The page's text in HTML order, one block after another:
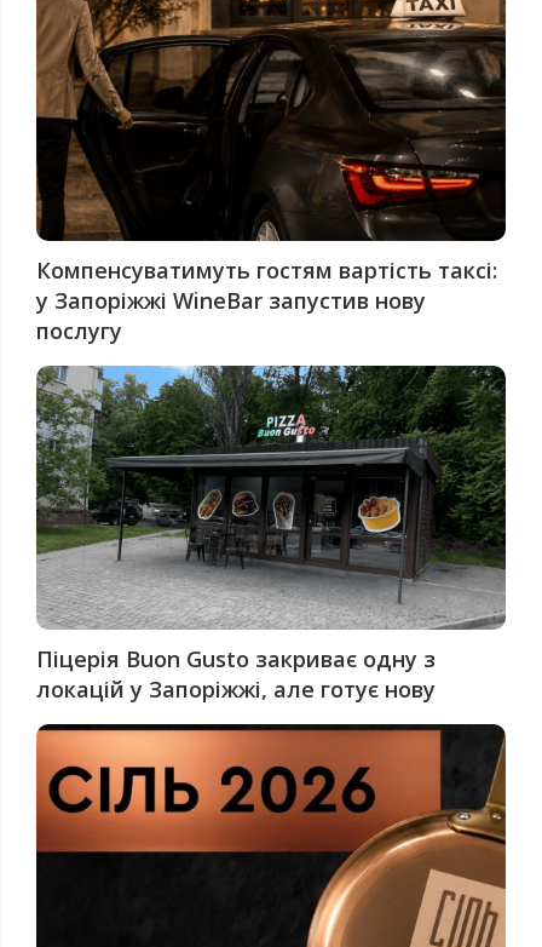
Компенсуватимуть гостям вартість таксі:
у Запоріжжі WineBar запустив нову
послугу
Піцерія Buon Gusto закриває одну з
локацій у Запоріжжі, але готує нову